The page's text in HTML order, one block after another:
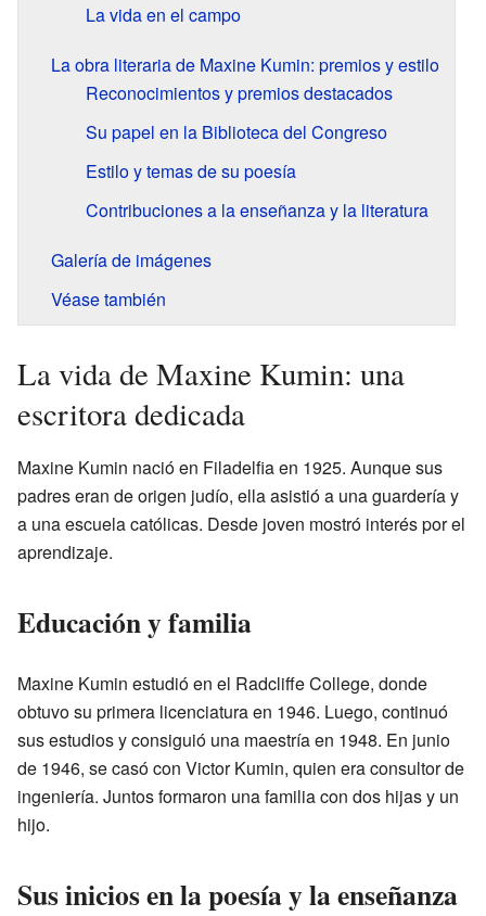
La vida en el campo
La obra literaria de Maxine Kumin: premios y estilo
Reconocimientos y premios destacados
Su papel en la Biblioteca del Congreso
Estilo y temas de su poesía
Contribuciones a la enseñanza y la literatura
Galería de imágenes
Véase también
La vida de Maxine Kumin: una
escritora dedicada
Maxine Kumin nació en Filadelfia en 1925. Aunque sus
padres eran de origen judío, ella asistió a una guardería y
a una escuela católicas. Desde joven mostró interés por el
aprendizaje.
Educación y familia
Maxine Kumin estudió en el Radcliffe College, donde
obtuvo su primera licenciatura en 1946. Luego, continuó
sus estudios y consiguió una maestría en 1948. En junio
de 1946, se casó con Victor Kumin, quien era consultor de
ingeniería. Juntos formaron una familia con dos hijas y un
hijo.
Sus inicios en la poesía y la enseñanza